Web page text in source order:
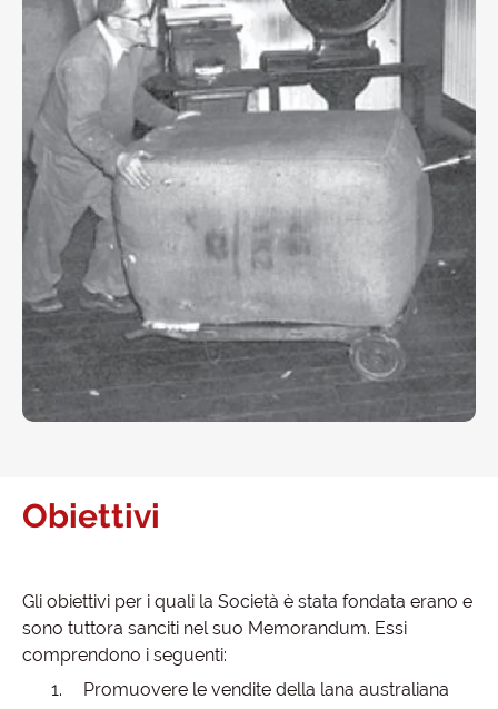
Obiettivi
Gli obiettivi per i quali la Società è stata fondata erano e
sono tuttora sanciti nel suo Memorandum. Essi
comprendono i seguenti:
Promuovere le vendite della lana australiana